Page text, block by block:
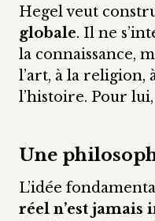
Hegel veut
globale. Il ne
la connaissance,
l’art, à la religion,
l’histoire. Pour
Une
L’idée
réel n’est jamais